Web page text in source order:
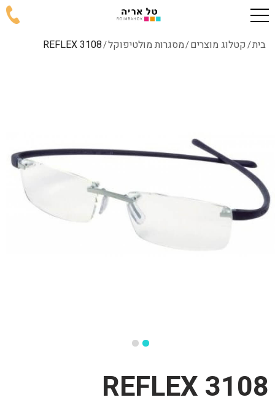
בית/קטלוג מוצרים/מסגרות מולטיפוקל/
REFLEX 3108
REFLEX 3108